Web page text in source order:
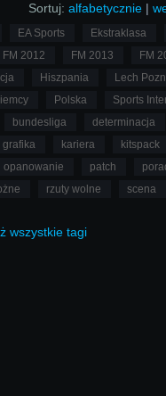
przekazujemy!
Sortuj: alfabetycznie |
EA Sports
Ekstraklasa
FM 2012 FM 2013
FM
Hiszpania
Lech
Polska
Sports
bundesliga
determinacja
grafika kariera
kitspack
opanowanie patch
rzuty wolne
scena
wszystkie tagi